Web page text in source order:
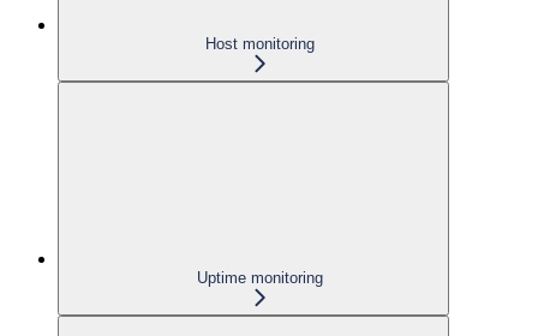
Host monitoring
Uptime monitoring